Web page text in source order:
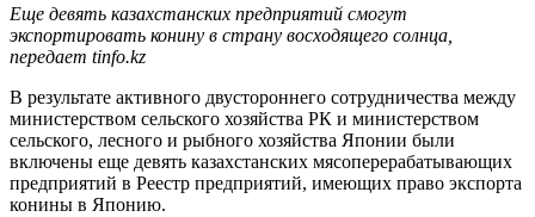
Еще девять казахстанских предприятий смогут
экспортировать конину в страну восходящего солнца,
передает tinfo.kz
В результате активного двустороннего сотрудничества между
министерством сельского хозяйства РК и министерством
сельского, лесного и рыбного хозяйства Японии были
включены еще девять казахстанских мясоперерабатывающих
предприятий в Реестр предприятий, имеющих право экспорта
конины в Японию.